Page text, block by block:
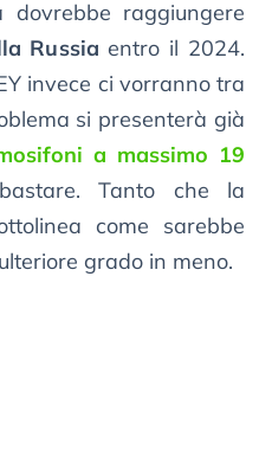
dovrebbe raggiungere
Russia entro il 2024.
invece ci vorranno tra
si presenterà già
a massimo 19
Tanto che la
come sarebbe
grado in meno.